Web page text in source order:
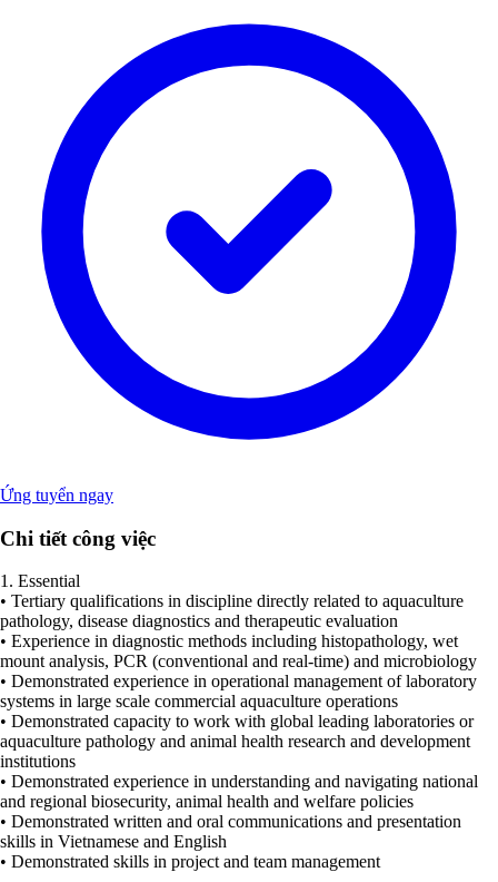
Ứng tuyển ngay
Chi tiết công việc
1. Essential
• Tertiary qualifications in discipline directly related to aquaculture
pathology, disease diagnostics and therapeutic evaluation
• Experience in diagnostic methods including histopathology, wet
mount analysis, PCR (conventional and real-time) and microbiology
• Demonstrated experience in operational management of laboratory
systems in large scale commercial aquaculture operations
• Demonstrated capacity to work with global leading laboratories or
aquaculture pathology and animal health research and development
institutions
• Demonstrated experience in understanding and navigating national
and regional biosecurity, animal health and welfare policies
• Demonstrated written and oral communications and presentation
skills in Vietnamese and English
• Demonstrated skills in project and team management